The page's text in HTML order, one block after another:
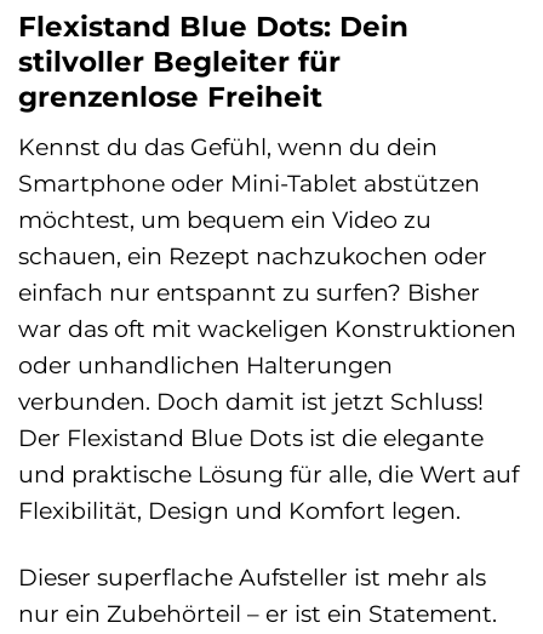
Flexistand Blue Dots: Dein
stilvoller Begleiter für
grenzenlose Freiheit
Kennst du das Gefühl, wenn du dein
Smartphone oder Mini-Tablet abstützen
möchtest, um bequem ein Video zu
schauen, ein Rezept nachzukochen oder
einfach nur entspannt zu surfen? Bisher
war das oft mit wackeligen Konstruktionen
oder unhandlichen Halterungen
verbunden. Doch damit ist jetzt Schluss!
Der Flexistand Blue Dots ist die elegante
und praktische Lösung für alle, die Wert auf
Flexibilität, Design und Komfort legen.
Dieser superflache Aufsteller ist mehr als
nur ein Zubehörteil – er ist ein Statement.